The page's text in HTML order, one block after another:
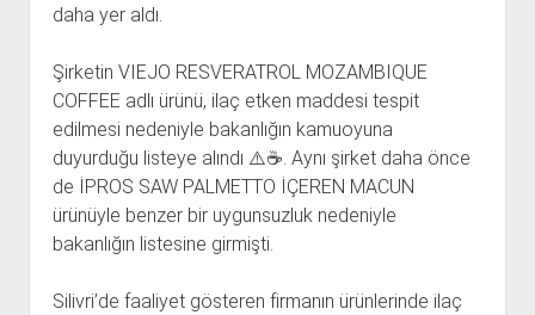
daha yer aldı.
Şirketin VIEJO RESVERATROL MOZAMBIQUE
COFFEE adlı ürünü, ilaç etken maddesi tespit
edilmesi nedeniyle bakanlığın kamuoyuna
duyurduğu listeye alındı ⚠️☕. Aynı şirket daha önce
de İPROS SAW PALMETTO İÇEREN MACUN
ürünüyle benzer bir uygunsuzluk nedeniyle
bakanlığın listesine girmişti.
Silivri’de faaliyet gösteren firmanın ürünlerinde ilaç